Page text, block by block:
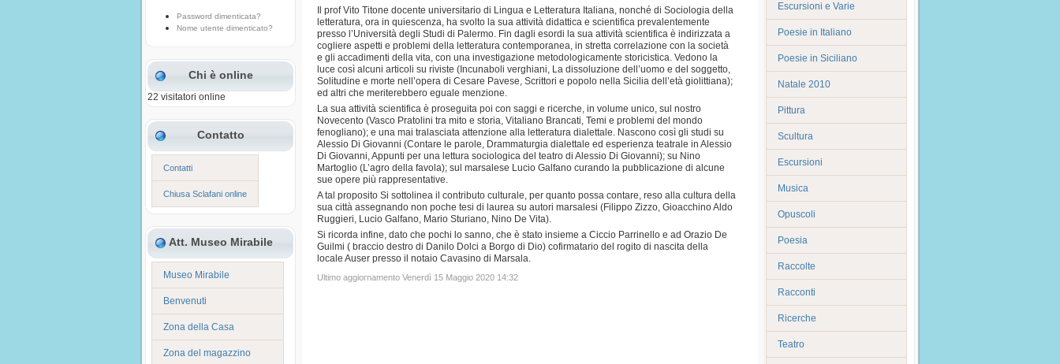
Password dimenticata?
Nome utente dimenticato?
Chi è online
22 visitatori online
Contatto
Contatti
Chiusa Sclafani online
Att. Museo Mirabile
Museo Mirabile
Benvenuti
Zona della Casa
Zona del magazzino
Il prof Vito Titone docente universitario di Lingua e Letteratura Italiana, nonché di Sociologia della
letteratura, ora in quiescenza, ha svolto la sua attività didattica e scientifica prevalentemente
presso l’Università degli Studi di Palermo. Fin dagli esordi la sua attività scientifica è indirizzata a
cogliere aspetti e problemi della letteratura contemporanea, in stretta correlazione con la società
e gli accadimenti della vita, con una investigazione metodologicamente storicistica. Vedono la
luce così alcuni articoli su riviste (Incunaboli verghiani, La dissoluzione dell’uomo e del soggetto,
Solitudine e morte nell’opera di Cesare Pavese, Scrittori e popolo nella Sicilia dell’età giolittiana);
ed altri che meriterebbero eguale menzione.
La sua attività scientifica è proseguita poi con saggi e ricerche, in volume unico, sul nostro
Novecento (Vasco Pratolini tra mito e storia, Vitaliano Brancati, Temi e problemi del mondo
fenogliano); e una mai tralasciata attenzione alla letteratura dialettale. Nascono così gli studi su
Alessio Di Giovanni (Contare le parole, Drammaturgia dialettale ed esperienza teatrale in Alessio
Di Giovanni, Appunti per una lettura sociologica del teatro di Alessio Di Giovanni); su Nino
Martoglio (L’agro della favola); sul marsalese Lucio Galfano curando la pubblicazione di alcune
sue opere più rappresentative.
A tal proposito Si sottolinea il contributo culturale, per quanto possa contare, reso alla cultura della
sua città assegnando non poche tesi di laurea su autori marsalesi (Filippo Zizzo, Gioacchino Aldo
Ruggieri, Lucio Galfano, Mario Sturiano, Nino De Vita).
Si ricorda infine, dato che pochi lo sanno, che è stato insieme a Ciccio Parrinello e ad Orazio De
Guilmi ( braccio destro di Danilo Dolci a Borgo di Dio) cofirmatario del rogito di nascita della
locale Auser presso il notaio Cavasino di Marsala.
Ultimo aggiornamento Venerdì 15 Maggio 2020 14:32
Escursioni e Varie
Poesie in Italiano
Poesie in Siciliano
Natale 2010
Pittura
Scultura
Escursioni
Musica
Opuscoli
Poesia
Raccolte
Racconti
Ricerche
Teatro